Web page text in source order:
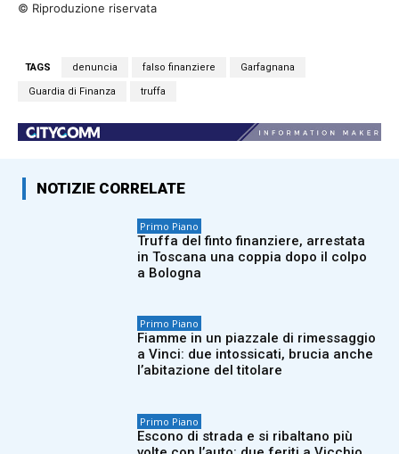
© Riproduzione riservata
TAGS denuncia falso finanziere Garfagnana
Guardia di Finanza truffa
NOTIZIE CORRELATE
Primo Piano
Truffa del finto finanziere, arrestata
in Toscana una coppia dopo il colpo
a Bologna
Primo Piano
Fiamme in un piazzale di rimessaggio
a Vinci: due intossicati, brucia anche
l’abitazione del titolare
Primo Piano
Escono di strada e si ribaltano più